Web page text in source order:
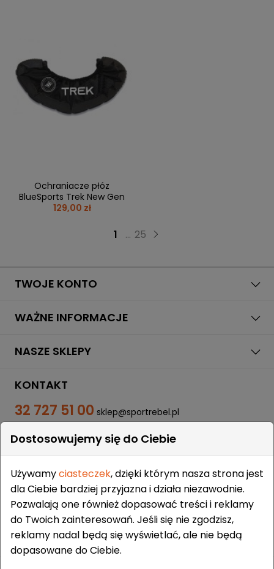
Ochraniacze płóz
BlueSports Trek New Gen
129,00 zł
1 ... 25
TWOJE KONTO
WAŻNE INFORMACJE
NASZE SKLEPY
KONTAKT
32 727 51 00 sklep@sportrebel.pl
ZAUFALI NAM:
Dostosowujemy się do Ciebie
Używamyciasteczek, dzięki którym nasza strona jest
dla Ciebie bardziej przyjazna i działa niezawodnie.
Pozwalają one również dopasować treści i reklamy
do Twoich zainteresowań. Jeśli się nie zgodzisz,
reklamy nadal będą się wyświetlać, ale nie będą
dopasowane do Ciebie.